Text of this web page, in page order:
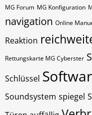
MG Forum MG Konfiguration
navigation Online
Reaktion
Rettungskarte MG Cyberster
Schlüssel
Soundsystem spiegel